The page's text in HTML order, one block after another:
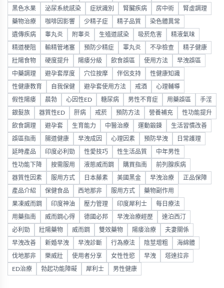
黑色水果 泌尿系統感染 症狀識別 腎臟疾病 房中術 腎虛調理
藥物治療 咖啡因影響 少精子症 精子品質 染色體異常
遺傳疾病 睾丸炎 附睾炎 生殖道感染 吸菸危害 精液氣味
精道梗阻 輸精管堵塞 預防少精症 睪丸炎 不孕檢查 精子健康
壯陽食物 硬度提升 陽痿分級 飲食誤區 使用方法 早洩誤區
中藥調理 避孕套厚度 穴位按摩 伴侶支持 性健康知識
性健康教育 自我保健 避孕套使用方法 戒酒 心理輔導
假性陽痿 晨勃 心因性ED 糖尿病 男性不育症 用藥誤區 手淫
銀髮族 器質性ED 肝病 戒菸 預防方法 營養補充 性功能提升
飲食調理 避孕套 生育能力 中醫治療 運動鍛鍊 生活習慣改善
誤區指南 腸道健康 早洩成因 心理因素 預防早洩 日常護理
延時產品 印度必利勁 性愛技巧 性生活品質 中年男性
性功能下降 按需服用 液態威而鋼 購買指南 前列腺疾病
器質性因素 服用方式 日本藤素 美國黑金 早洩治療 正品保障
產品介紹 保健食品 西地那非 服用方式 藥物副作用
果凍威而鋼 印度神油 壓力管理 印度犀利士 每日療法
用藥指南 威而鋼心得 德國必邦 早洩治療經歷 達泊西汀
必利勁 壯陽藥物 威而鋼 雙效藥物 陽痿治療 夫妻關係
早洩改善 新婚早洩 早洩診斷 行為療法 陰莖增粗 海綿體
伐地那非 樂威壯 使用者分享 女性性慾 早洩 塔達拉非
ED治療 勃起功能障礙 犀利士 男性健康